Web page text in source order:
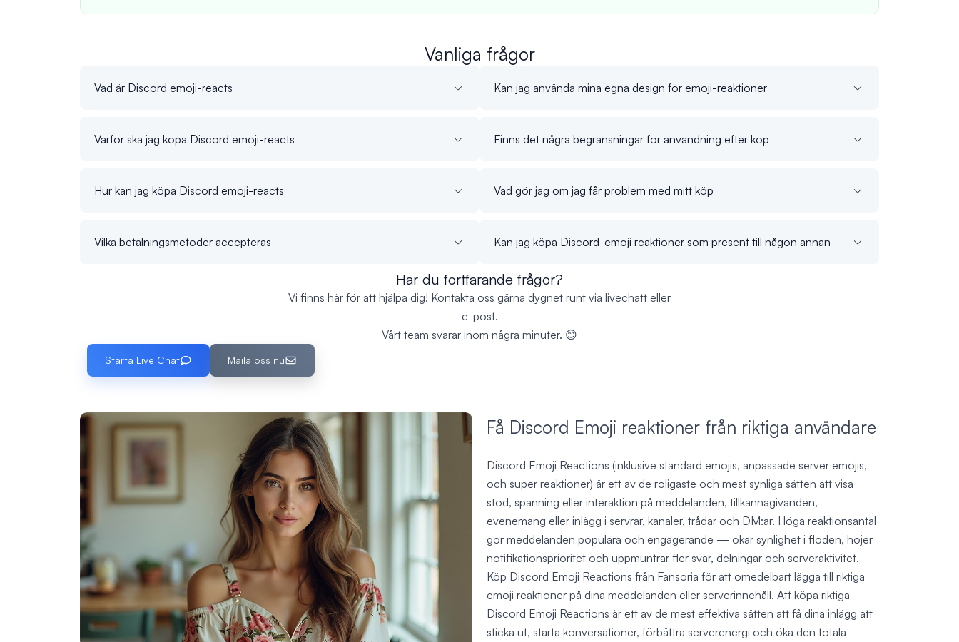
Vanliga frågor
Vad är Discord emoji-reacts
Varför ska jag köpa Discord emoji-reacts
Hur kan jag köpa Discord emoji-reacts
Vilka betalningsmetoder accepteras
Kan jag använda mina egna design för emoji-reaktioner
Finns det några begränsningar för användning efter köp
Vad gör jag om jag får problem med mitt köp
Kan jag köpa Discord-emoji reaktioner som present till någon annan
Har du fortfarande frågor?
Vi finns här för att hjälpa dig! Kontakta oss gärna dygnet runt via livechatt eller
e-post.
Vårt team svarar inom några minuter. 😊
Starta Live Chat Maila oss nu
Få Discord Emoji reaktioner från riktiga användare
Discord Emoji Reactions (inklusive standard emojis, anpassade server emojis,
och super reaktioner) är ett av de roligaste och mest synliga sätten att visa
stöd, spänning eller interaktion på meddelanden, tillkännagivanden,
evenemang eller inlägg i servrar, kanaler, trådar och DM:ar. Höga reaktionsantal
gör meddelanden populära och engagerande — ökar synlighet i flöden, höjer
notifikationsprioritet och uppmuntrar fler svar, delningar och serveraktivitet.
Köp Discord Emoji Reactions från Fansoria för att omedelbart lägga till riktiga
emoji reaktioner på dina meddelanden eller serverinnehåll. Att köpa riktiga
Discord Emoji Reactions är ett av de mest effektiva sätten att få dina inlägg att
sticka ut, starta konversationer, förbättra serverenergi och öka den totala